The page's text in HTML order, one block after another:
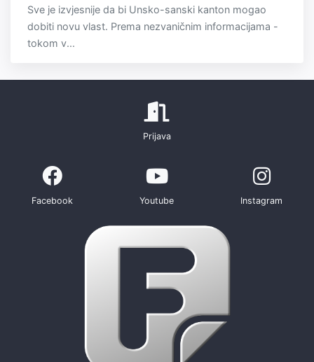
Sve je izvjesnije da bi Unsko-sanski kanton mogao
dobiti novu vlast. Prema nezvaničnim informacijama -
tokom v...
Prijava
Facebook Youtube Instagram